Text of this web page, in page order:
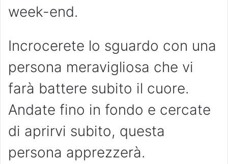
week-end.
Incrocerete lo sguardo con una
persona meravigliosa che vi
farà battere subito il cuore.
Andate fino in fondo e cercate
di aprirvi subito, questa
persona apprezzerà.